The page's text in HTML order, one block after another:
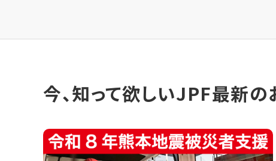
今、知って欲しいJPF最新の